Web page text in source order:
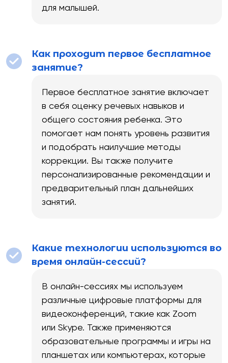
для малышей.
Как проходит первое бесплатное
занятие?
Первое бесплатное занятие включает
в себя оценку речевых навыков и
общего состояния ребенка. Это
помогает нам понять уровень развития
и подобрать наилучшие методы
коррекции. Вы также получите
персонализированные рекомендации и
предварительный план дальнейших
занятий.
Какие технологии используются во
время онлайн-сессий?
В онлайн-сессиях мы используем
различные цифровые платформы для
видеоконференций, такие как Zoom
или Skype. Также применяются
образовательные программы и игры на
планшетах или компьютерах, которые